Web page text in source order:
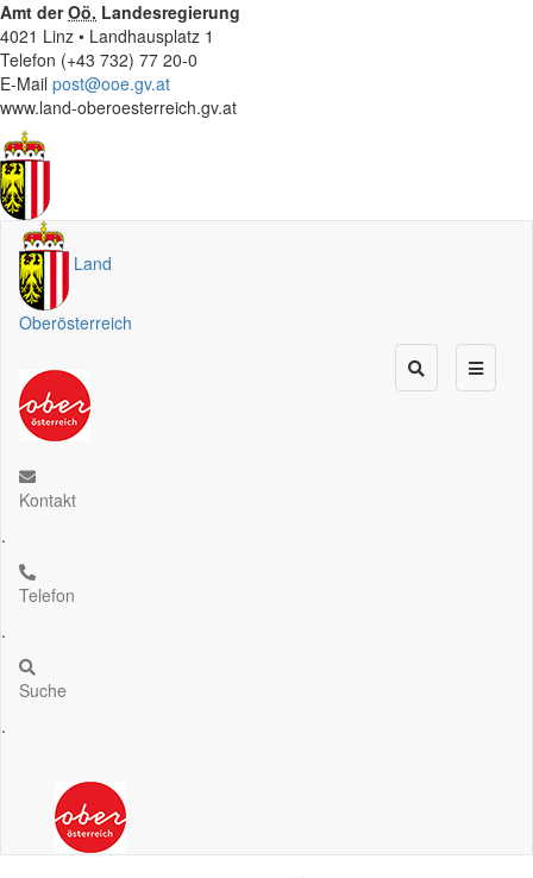
Amt derOö. Landesregierung
4021 Linz • Landhausplatz 1
Telefon (+43 732) 77 20-0
E-Mail post@ooe.gv.at
www.land-oberoesterreich.gv.at
Land
Oberösterreich
Kontakt
.
Telefon
.
Suche
.